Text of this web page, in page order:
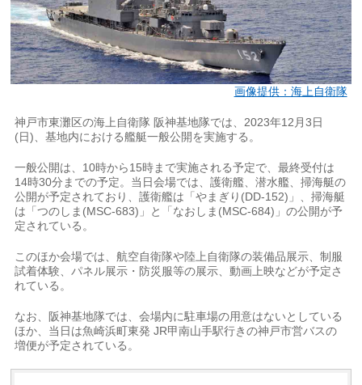
画像提供：海上自衛隊
神戸市東灘区の海上自衛隊 阪神基地隊では、2023年12月3日
(日)、基地内における艦艇一般公開を実施する。
一般公開は、10時から15時まで実施される予定で、最終受付は
14時30分までの予定。当日会場では、護衛艦、潜水艦、掃海艇の
公開が予定されており、護衛艦は「やまぎり(DD-152)」、掃海艇
は「つのしま(MSC-683)」と「なおしま(MSC-684)」の公開が予
定されている。
このほか会場では、航空自衛隊や陸上自衛隊の装備品展示、制服
試着体験、パネル展示・防災服等の展示、動画上映などが予定さ
れている。
なお、阪神基地隊では、会場内に駐車場の用意はないとしている
ほか、当日は魚崎浜町東発 JR甲南山手駅行きの神戸市営バスの
増便が予定されている。